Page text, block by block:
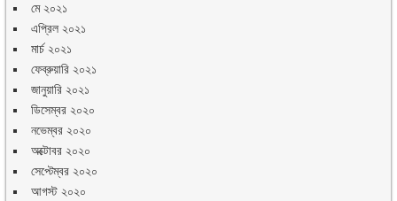
মে ২০২১
এপ্রিল ২০২১
মার্চ ২০২১
ফেব্রুয়ারি ২০২১
জানুয়ারি ২০২১
ডিসেম্বর ২০২০
নভেম্বর ২০২০
অক্টোবর ২০২০
সেপ্টেম্বর ২০২০
আগস্ট ২০২০